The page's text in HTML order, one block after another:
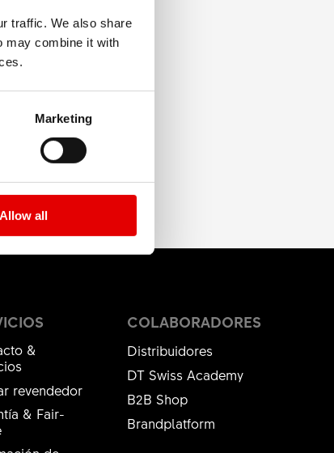
traffic. We also share
may combine it with
Marketing
Allow all
&
revendedor
& Fair-
COLABORADORES
Distribuidores
DT Swiss Academy
B2B Shop
Brandplatform